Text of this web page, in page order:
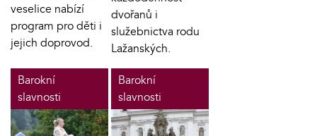
veselice nabízí
program pro děti i
jejich doprovod.
dvořanů i
služebnictva rodu
Lažanských.
Barokní
slavnosti
Barokní
slavnosti